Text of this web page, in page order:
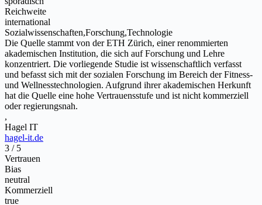
Reichweite
international
Sozialwissenschaften,Forschung,Technologie
Die Quelle stammt von der ETH Zürich, einer renommierten
akademischen Institution, die sich auf Forschung und Lehre
konzentriert. Die vorliegende Studie ist wissenschaftlich verfasst
und befasst sich mit der sozialen Forschung im Bereich der Fitness-
und Wellnesstechnologien. Aufgrund ihrer akademischen Herkunft
hat die Quelle eine hohe Vertrauensstufe und ist nicht kommerziell
oder regierungsnah.
,
Hagel IT
hagel-it.de
3 / 5
Vertrauen
Bias
neutral
Kommerziell
true